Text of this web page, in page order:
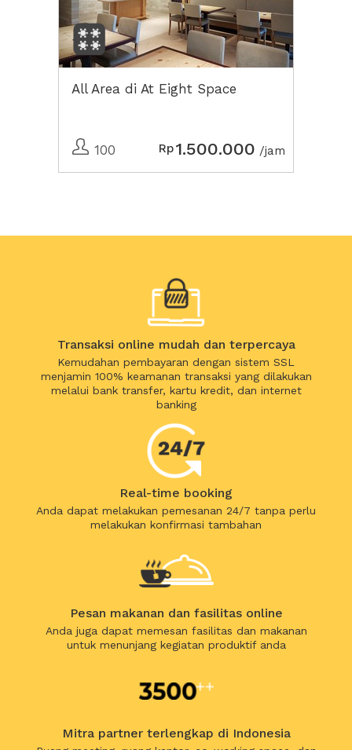
All Area di At Eight Space
100 Rp1.500.000 /jam
Transaksi online mudah dan terpercaya
Kemudahan pembayaran dengan sistem SSL
menjamin 100% keamanan transaksi yang dilakukan
melalui bank transfer, kartu kredit, dan internet
banking
Real-time booking
Anda dapat melakukan pemesanan 24/7 tanpa perlu
melakukan konfirmasi tambahan
Pesan makanan dan fasilitas online
Anda juga dapat memesan fasilitas dan makanan
untuk menunjang kegiatan produktif anda
Mitra partner terlengkap di Indonesia